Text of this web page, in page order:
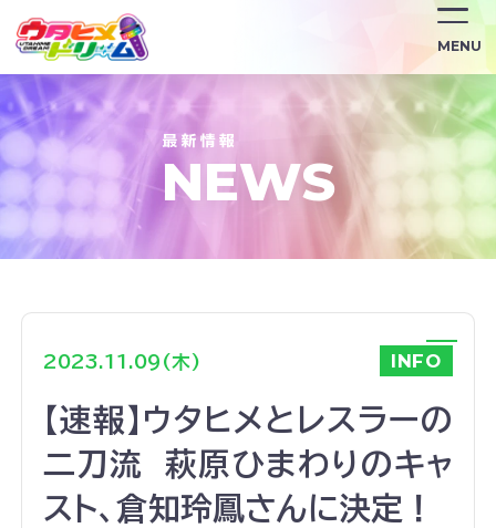
MENU
NEWS
2023.11.09(木) INFO
【速報】ウタヒメとレスラーの
二刀流 萩原ひまわりのキャ
スト、倉知玲鳳さんに決定！